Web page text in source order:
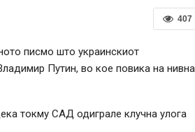
407
писмо што украинскиот
Путин, во кое повика на нивна
токму САД одиграле клучна улога